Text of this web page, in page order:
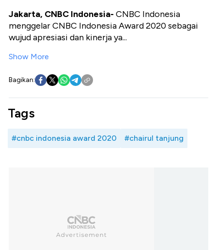
Jakarta, CNBC Indonesia- CNBC Indonesia
menggelar CNBC Indonesia Award 2020 sebagai
wujud apresiasi dan kinerja ya...
Show More
Bagikan:
Tags
#cnbc indonesia award 2020 #chairul tanjung